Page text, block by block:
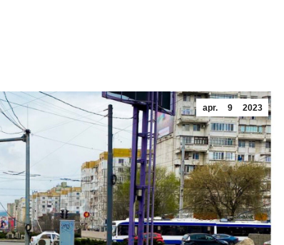
apr. 9 2023